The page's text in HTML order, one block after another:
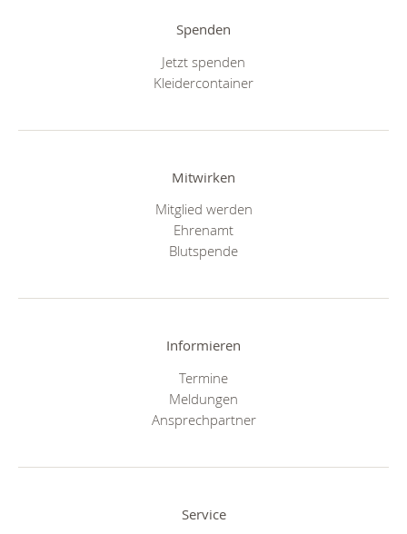
Spenden
Jetzt spenden
Kleidercontainer
Mitwirken
Mitglied werden
Ehrenamt
Blutspende
Informieren
Termine
Meldungen
Ansprechpartner
Service